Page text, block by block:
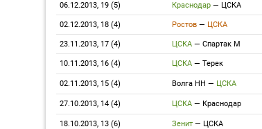
06.12.2013, 19 (5) Краснодар — ЦСКА
02.12.2013, 18 (4) Ростов — ЦСКА
23.11.2013, 17 (4) ЦСКА — Спартак М
10.11.2013, 16 (4) ЦСКА — Терек
02.11.2013, 15 (4) Волга НН — ЦСКА
27.10.2013, 14 (4) ЦСКА — Краснодар
18.10.2013, 13 (6) Зенит — ЦСКА